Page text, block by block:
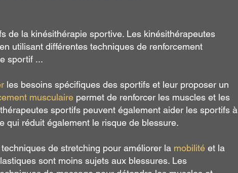
de la kinésithérapie sportive. Les kinésithérapeutes
utilisant différentes techniques de renforcement
sportif ...
les besoins spécifiques des sportifs et leur proposer un
musculaire permet de renforcer les muscles et les
sportifs peuvent également aider les sportifs à
qui réduit également le risque de blessure.
de stretching pour améliorer la mobilité et la
sont moins sujets aux blessures. Les